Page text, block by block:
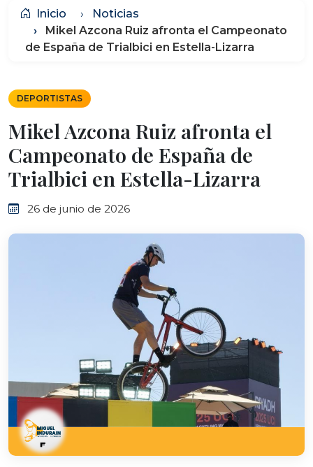
Inicio
Noticias
Mikel Azcona Ruiz afronta el Campeonato
de España de Trialbici en Estella-Lizarra
DEPORTISTAS
Mikel Azcona Ruiz afronta el
Campeonato de España de
Trialbici en Estella-Lizarra
26 de junio de 2026